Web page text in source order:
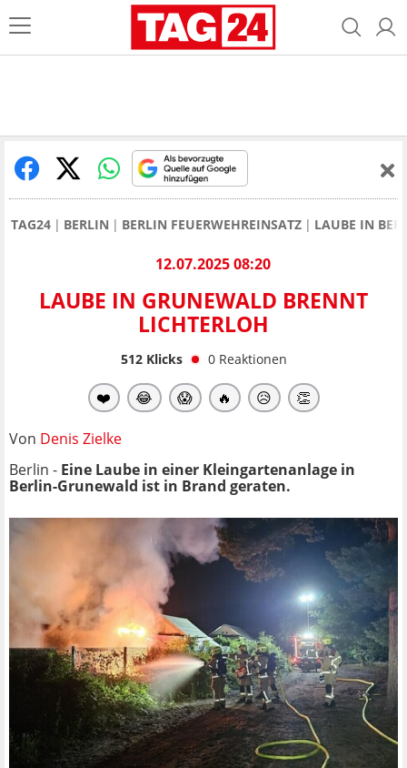
TAG24 BERLIN BERLIN FEUERWEHREINSATZ LAUBE IN
12.07.2025 08:20
LAUBE IN GRUNEWALD BRENNT
LICHTERLOH
512Klicks 0 Reaktionen
❤️ 😂 😱 🔥 😥 👏
Von Denis Zielke
Berlin - Eine Laube in einer Kleingartenanlage in
Berlin-Grunewald ist in Brand geraten.